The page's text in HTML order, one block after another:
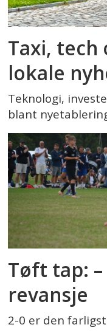
Taxi, tech
lokale
Teknologi,
blant
Tøft tap:
revansje
2-0 er den